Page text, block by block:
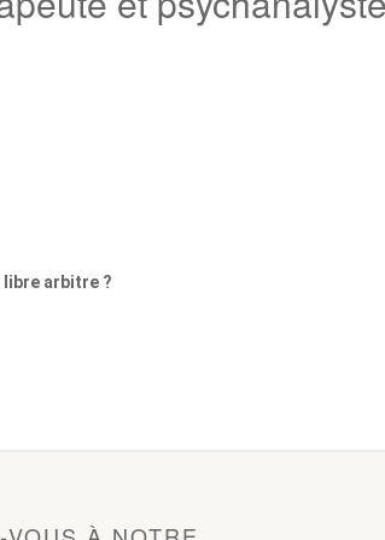
libre arbitre ?